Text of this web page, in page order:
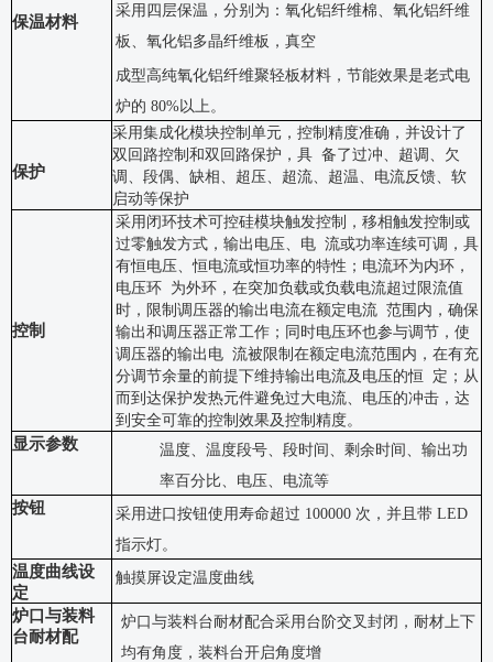
保温材料
采用四层保温，分别为：氧化铝纤维棉、氧化铝纤维
板、氧化铝多晶纤维板，真空
成型高纯氧化铝纤维聚轻板材料，节能效果是老式电
炉的 80%以上。
保护
采用集成化模块控制单元，控制精度准确，并设计了
双回路控制和双回路保护，具 备了过冲、超调、欠
调、段偶、缺相、超压、超流、超温、电流反馈、软
启动等保护
控制
采用闭环技术可控硅模块触发控制，移相触发控制或
过零触发方式，输出电压、电 流或功率连续可调，具
有恒电压、恒电流或恒功率的特性；电流环为内环，
电压环 为外环，在突加负载或负载电流超过限流值
时，限制调压器的输出电流在额定电流 范围内，确保
输出和调压器正常工作；同时电压环也参与调节，使
调压器的输出电 流被限制在额定电流范围内，在有充
分调节余量的前提下维持输出电流及电压的恒
定；从
而到达保护发热元件避免过大电流、电压的冲击，达
到安全可靠的控制效果及控制精度。
显示参数
温度、温度段号、段时间、剩余时间、输出功
率百分比、电压、电流等
按钮 采用进口按钮使用寿命超过 100000 次，并且带 LED
指示灯。
温度曲线设
定
触摸屏设定温度曲线
炉口与装料
台耐材配
炉口与装料台耐材配合采用台阶交叉封闭，耐材上下
均有角度，装料台开启角度增